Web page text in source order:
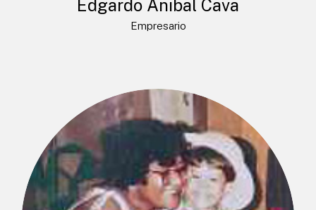
Edgardo Anibal Cava
Empresario